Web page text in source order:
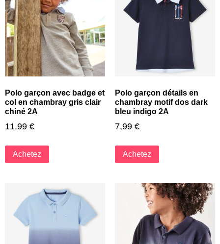
Polo garçon avec badge et
col en chambray gris clair
chiné 2A
11,99 €
Achetez
Polo garçon détails en
chambray motif dos dark
bleu indigo 2A
7,99 €
Achetez